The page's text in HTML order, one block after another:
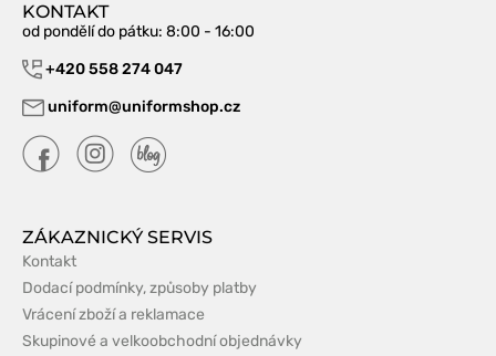
KONTAKT
od pondělí do pátku: 8:00 - 16:00
+420 558 274 047
uniform@uniformshop.cz
ZÁKAZNICKÝ SERVIS
Kontakt
Dodací podmínky, způsoby platby
Vrácení zboží a reklamace
Skupinové a velkoobchodní objednávky